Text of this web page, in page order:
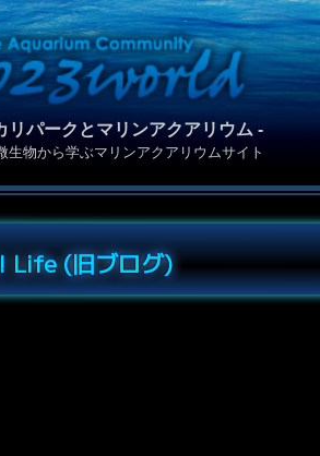
リパークとマリンアクアリウム -
生物から学ぶマリンアクアリウムサイト
Life (旧ブログ)